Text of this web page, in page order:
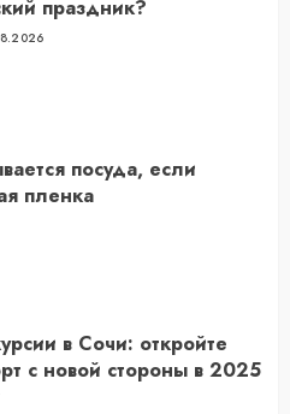
праздник?
посуда, если
пленка
в Сочи: откройте
с новой стороны в 2025